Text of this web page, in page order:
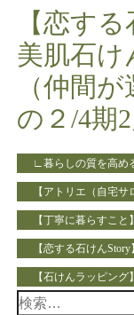
【恋す
美肌石け
（仲間
の２/4期2
∟暮らしの質を高め
【アトリエ（自宅サ
【丁寧に暮らすこと】
【恋する石けん
【石けんラッピング】
検